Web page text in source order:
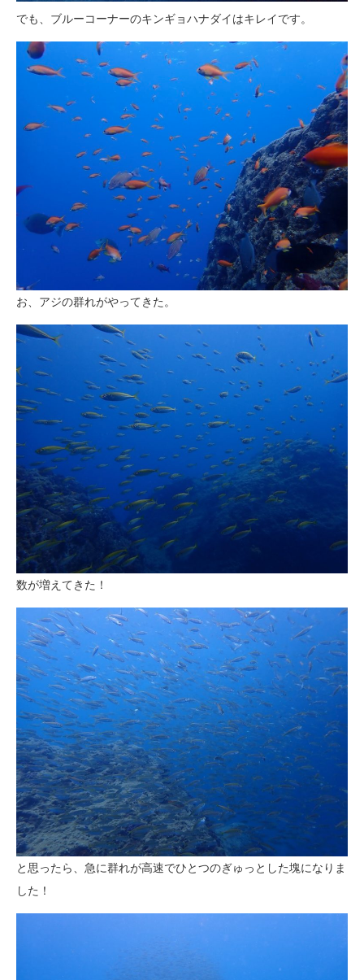
でも、ブルーコーナーのキンギョハナダイはキレイです。
お、アジの群れがやってきた。
数が増えてきた！
と思ったら、急に群れが高速でひとつのぎゅっとした塊になりま
した！